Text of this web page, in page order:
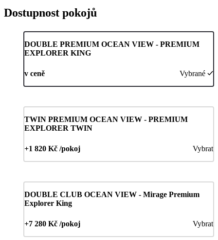
Dostupnost pokojů
DOUBLE PREMIUM OCEAN VIEW - PREMIUM
EXPLORER KING
v ceně Vybrané
TWIN PREMIUM OCEAN VIEW - PREMIUM
EXPLORER TWIN
+1 820 Kč /pokoj Vybrat
DOUBLE CLUB OCEAN VIEW - Mirage Premium
Explorer King
+7 280 Kč /pokoj Vybrat